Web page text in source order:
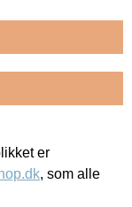
er
, som alle